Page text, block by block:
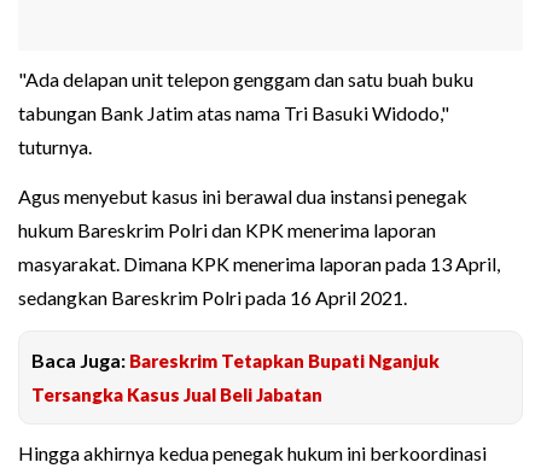
"Ada delapan unit telepon genggam dan satu buah buku
tabungan Bank Jatim atas nama Tri Basuki Widodo,"
tuturnya.
Agus menyebut kasus ini berawal dua instansi penegak
hukum Bareskrim Polri dan KPK menerima laporan
masyarakat. Dimana KPK menerima laporan pada 13 April,
sedangkan Bareskrim Polri pada 16 April 2021.
Baca Juga: Bareskrim Tetapkan Bupati Nganjuk
Tersangka Kasus Jual Beli Jabatan
Hingga akhirnya kedua penegak hukum ini berkoordinasi